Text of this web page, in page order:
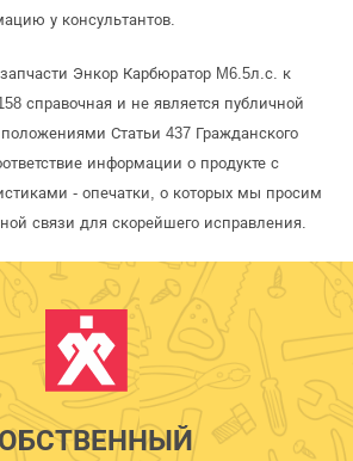
у консультантов.
Энкор Карбюратор M6.5л.с. к
справочная и не является публичной
Статьи 437 Гражданского
информации о продукте с
- опечатки, о которых мы просим
связи для скорейшего исправления.